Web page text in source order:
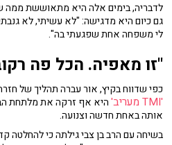
לדבריה, בימים אלה היא מתאוששת ממה
גם כיום היא מדגישה: "לא עשיתי, לא
לי משפחה אחת שפגעתי בה".
"זו מאפיה. הכל פה
כפי שדווח בקיץ, אור עברה תהליך של
'TMI מעריב'
היא אף זרקה את מלתחת
אותה באחת חדשה וצנועה.
בשיחה עם הרב בן צבי גילתה כי להחלטה